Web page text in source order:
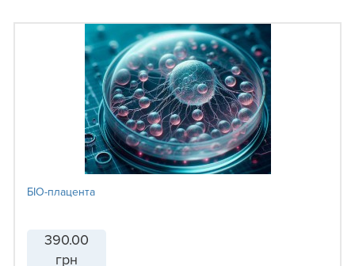
БІО-плацента
390.00
грн